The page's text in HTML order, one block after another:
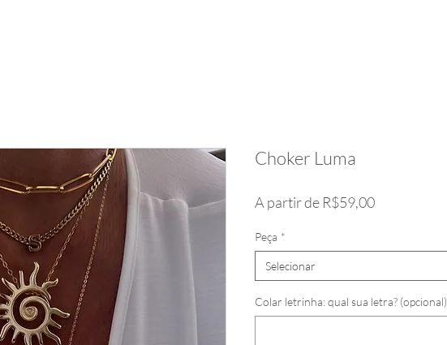
Choker Luma
A partir de R$59,00Preço
Peça *
Selecionar
Colar letrinha: qual sua letra? (opcional)